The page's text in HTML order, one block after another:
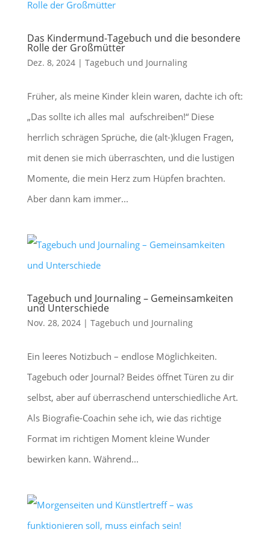
Das Kindermund-Tagebuch und die besondere
Rolle der Großmütter
Dez. 8, 2024| Tagebuch und Journaling
Früher, als meine Kinder klein waren, dachte ich oft:
„Das sollte ich alles mal aufschreiben!“ Diese
herrlich schrägen Sprüche, die (alt-)klugen Fragen,
mit denen sie mich überraschten, und die lustigen
Momente, die mein Herz zum Hüpfen brachten.
Aber dann kam immer...
Tagebuch und Journaling – Gemeinsamkeiten
und Unterschiede
Nov. 28, 2024| Tagebuch und Journaling
Ein leeres Notizbuch – endlose Möglichkeiten.
Tagebuch oder Journal? Beides öffnet Türen zu dir
selbst, aber auf überraschend unterschiedliche Art.
Als Biografie-Coachin sehe ich, wie das richtige
Format im richtigen Moment kleine Wunder
bewirken kann. Während...